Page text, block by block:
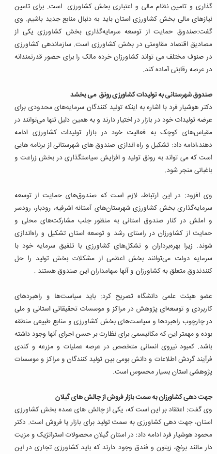
گذاری و تامین نظام مالی و اعتباری بخش کشاورزی است. برای تامین
نیازهای مالی بخش کشاورزی استان باید به دنبال منابع جدید باشیم. وی
گفت:صندوق حمایت از توسعه سرمایه‌گذاری بخش کشاورزی یکی از
مصادیق اقتصاد مقاومتی در بخش کشاورزی است. سازماندهی کشاورزی
در صنوف مختلف می تواند کشاورزان خرده مالک را برای حضور قدرتمندانه
در عرصه رقابتی آماده کند.
صندوق شهرستانی به تولیدات کشاورزی رونق می بخشد
دکتر هوشیار فرد با اشاره به اینکه تولید کنندگان سرمایه‌های محدودی برای
عرضه تولیدات خود در بازار در اختیار دارند و به همین دلیل تنها می‌توانند در
مقیاس‌های کوچک به فعالیت خود در بازار تولیدات کشاورزی ادامه
دهند،ادامه داد: تشکیل و راه اندازی صندوق های شهرستانی از برنامه هایی
است که می تواند به رونق تولید و افزایش سیاستگذاری در بخش زراعت و
باغبانی منجر شود.
وی افزود: در این ارتباط، لازم است که صندوق‌های حمایت از توسعه
سرمایه‌گذاری بخش کشاورزی شهرستان‌های آستانه اشرفیه، رودبار، رودسر
و املش در کنار صندوق استانی به منظور جلب مشارکت‌های محلی و
حمایت از کشاورزان در راستای رشد و توسعه استان تشکیل و راه‌اندازی
شوند. زیرا بهره‌برداران و تشکل‌های کشاورزی با تلفیق سرمایه خود با
سرمایه دولت می‌توانند بخش اعظمی از مشکلات بخش تولید را حل
کنندندوق متعلق به کشاورزان و آنها سهامداران این صندوق هستند .
عضو هیئت علمی دانشگاه تصریح کرد: باید سیاست‌ها و راهبردهای
کاربردی و توسعه‌ای پژوهش در مراکز و موسسات تحقیقاتی استانی و ملی
در چارچوب راهبردها و سیاست‌های بخش کشاورزی و منابع طبیعی منطقه
بوده و مهمتر این که مکانیسمی برای نظارت بر حسن اجرای آنها وجود داشته
باشد. کمبود نیروی انسانی متخصص در عرصه عملیات و مزرعه و کندی
فرآیند گردش اطلاعات و دانش بومی بین تولید کنندگان و مراکز و موسسات
پژوهشی استان بسیار محسوس است.
جهت دهی کشاورزان به سمت بازار فروش از چالش های گیلان
وی گفت: اعتقاد بر این است که، یکی از چالش های عمده بخش کشاورزی
استان، جهت دهی کشاورزی به سمت تولید برای بازار یا فروش است. دکتر
محمود هوشیار فرد ادامه داد: در استان گیلان محصولات استراتژیک و مزیت
دار مانند برنج، زیتون و فندق وجود دارند که باید کشاورزی تجاری در این